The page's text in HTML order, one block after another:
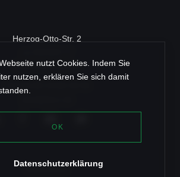
Herzog-Otto-Str. 2
83022 Rosenheim
+49 (0) 80 31/46 35 96
Referenzen
nutzt Cookies. Indem Sie
nutzen, erklären Sie sich damit
OK
Datenschutzerklärung